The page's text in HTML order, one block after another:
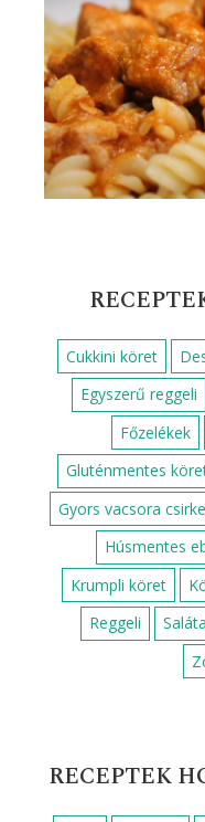
Cukkini köret
Egyszerű reggeli
Főzelékek
Gluténmentes
Gyors vacsora
Húsmentes
Krumpli köret
Reggeli
Saláta
RECEPTEK